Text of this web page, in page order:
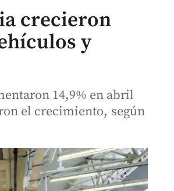
crecieron
y
14,9% en abril
el crecimiento, según